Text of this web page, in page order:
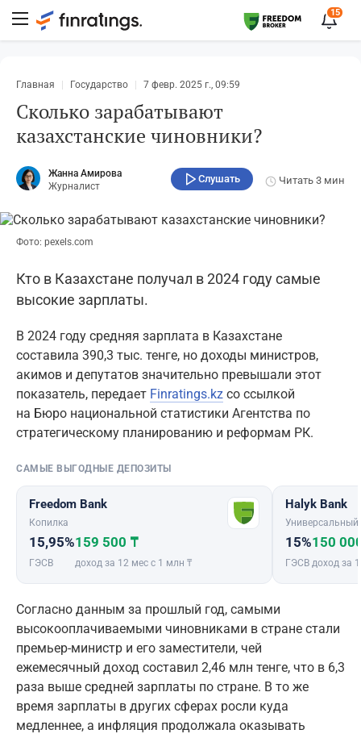
15
Главная Государство 7 февр. 2025 г., 09:59
Сколько зарабатывают
казахстанские чиновники?
Жанна Амирова
Журналист
Слушать Читать 3 мин
Фото: pexels.com
Кто в Казахстане получал в 2024 году самые
высокие зарплаты.
В 2024 году средняя зарплата в Казахстане
составила 390,3 тыс. тенге, но доходы министров,
акимов и депутатов значительно превышали этот
показатель, передает Finratings.kz со ссылкой
на Бюро национальной статистики Агентства по
стратегическому планированию и реформам РК.
САМЫЕ ВЫГОДНЫЕ ДЕПОЗИТЫ
Freedom Bank
Копилка
15,95%
ГЭСВ
159 500 ₸
доход за 12 мес с 1 млн ₸
Halyk Bank
Универсальный
15%
ГЭСВ
150
доход за
Согласно данным за прошлый год, самыми
высокооплачиваемыми чиновниками в стране стали
премьер-министр и его заместители, чей
ежемесячный доход составил 2,46 млн тенге, что в 6,3
раза выше средней зарплаты по стране. В то же
время зарплаты в других сферах росли куда
медленнее, а инфляция продолжала оказывать